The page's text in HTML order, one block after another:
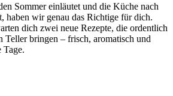
Sommer einläutet und die Küche nach
haben wir genau das Richtige für dich.
dich zwei neue Rezepte, die ordentlich
Teller bringen – frisch, aromatisch und
Tage.